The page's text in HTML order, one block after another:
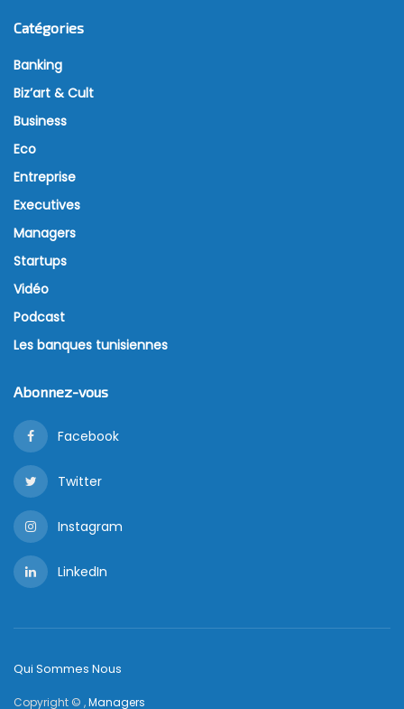
Catégories
Banking
Biz’art & Cult
Business
Eco
Entreprise
Executives
Managers
Startups
Vidéo
Podcast
Les banques tunisiennes
Abonnez-vous
Facebook
Twitter
Instagram
LinkedIn
Qui Sommes Nous
Copyright © ,Managers